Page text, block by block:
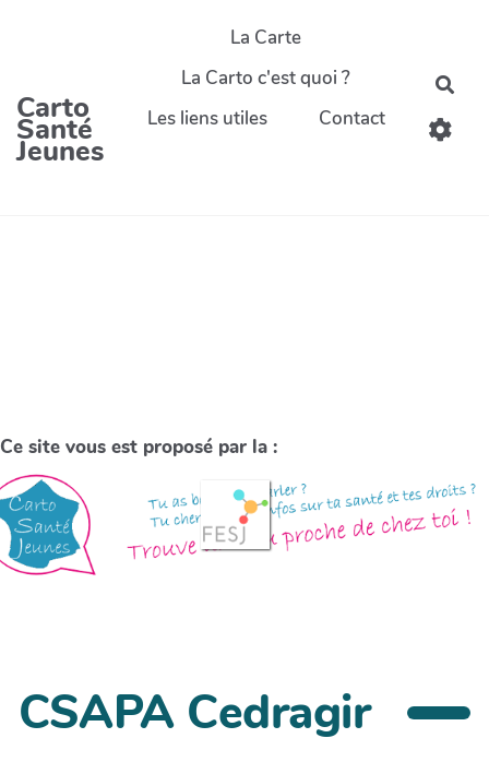
Carto
Santé
Jeunes
La Carte
La Carto c'est quoi ?
Les liens utiles
Contact
Ce site vous est proposé par la :
CSAPA Cedragir